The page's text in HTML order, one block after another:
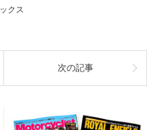
クス
次の記事